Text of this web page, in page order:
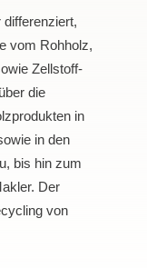
vom Rohholz,
Zellstoff-
die
in
in den
bis hin zum
Der
von